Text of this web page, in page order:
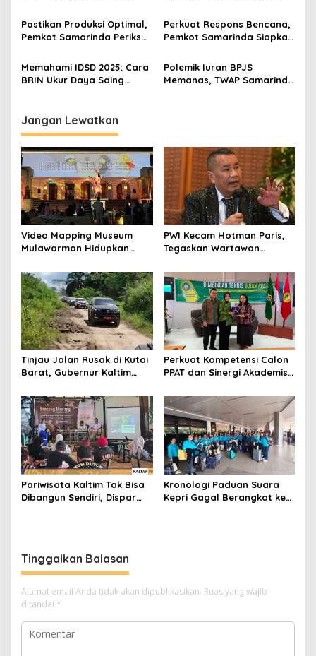
Usung Creative Financing
Samarinda
Pastikan Produksi Optimal,
Pemkot Samarinda Periksa
Farm
Perkuat Respons Bencana,
Pemkot Samarinda Siapkan
Memahami IDSD 2025: Cara
BRIN Ukur Daya Saing
Polemik Iuran BPJS
Memanas, TWAP Samarinda
Jangan Lewatkan
Video Mapping Museum
Mulawarman Hidupkan
Melenu
PWI Kecam Hotman Paris,
Tegaskan Wartawan
Tinjau Jalan Rusak di Kutai
Barat, Gubernur Kaltim
Kilometer
Perkuat Kompetensi Calon
PPAT dan Sinergi Akademis,
Bimtek Ujian PPAT 2026
Pariwisata Kaltim Tak Bisa
Dibangun Sendiri, Dispar
Kronologi Paduan Suara
Kepri Gagal Berangkat ke
Tinggalkan Balasan
Alamat email Anda tidak akan dipublikasikan. Ruas yang wajib
ditandai *